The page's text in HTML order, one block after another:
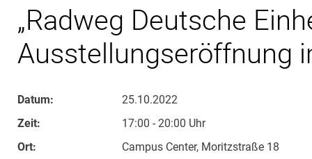
„Rad­weg Deut­sche
Ausstellungseröffnung
Datum:
25.10.2022
Zeit:
17:00 - 20:00 Uhr
Ort:
Campus Center, Moritzstraße 18